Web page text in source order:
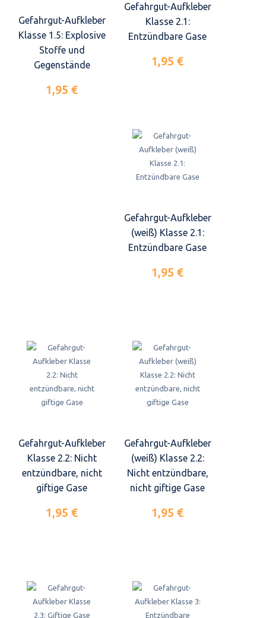
Gefahrgut-Aufkleber
Klasse 1.5: Explosive
Stoffe und
Gegenstände
1,95 €
Gefahrgut-Aufkleber
Klasse 2.1:
Entzündbare Gase
1,95 €
Gefahrgut-Aufkleber
(weiß) Klasse 2.1:
Entzündbare Gase
1,95 €
Gefahrgut-Aufkleber
Klasse 2.2: Nicht
entzündbare, nicht
giftige Gase
1,95 €
Gefahrgut-Aufkleber
(weiß) Klasse 2.2:
Nicht entzündbare,
nicht giftige Gase
1,95 €